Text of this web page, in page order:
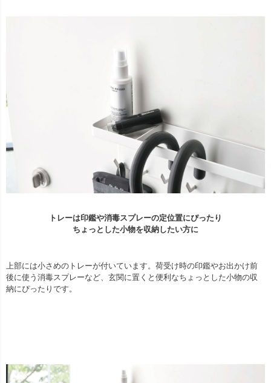
トレーは印鑑や消毒スプレーの定位置にぴったり
ちょっとした小物を収納したい方に
上部には小さめのトレーが付いています。荷受け時の印鑑やお出かけ前
後に使う消毒スプレーなど、玄関に置くと便利なちょっとした小物の収
納にぴったりです。